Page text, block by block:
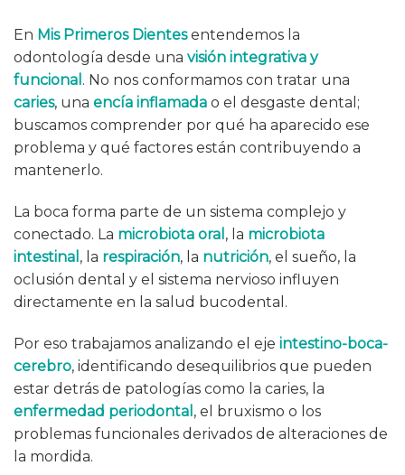
En Mis Primeros Dientesentendemos la
odontología desde una visión integrativa y
funcional . No nos conformamos con tratar una
caries, una encía inflamada o el desgaste dental;
buscamos comprender por qué ha aparecido ese
problema y qué factores están contribuyendo a
mantenerlo.
La boca forma parte de un sistema complejo y
conectado. La microbiota oral , la microbiota
intestinal , la respiración, la nutrición, el sueño, la
oclusión dental y el sistema nervioso influyen
directamente en la salud bucodental.
Por eso trabajamos analizando el eje intestino-boca-
cerebro, identificando desequilibrios que pueden
estar detrás de patologías como la caries, la
enfermedad periodontal , el bruxismo o los
problemas funcionales derivados de alteraciones de
la mordida.